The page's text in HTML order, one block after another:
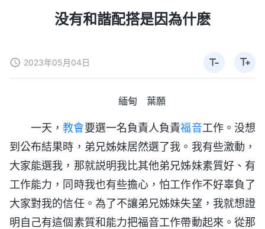
没有和諧配搭是因為什麽
2023年05月04日
緬甸 葉願
一天，教會要選一名負責人負責福音工作。没想
到公布結果時，弟兄姊妹居然選了我。我有些激動，
大家能選我，那就説明我比其他弟兄姊妹素質好、有
工作能力，同時我也有些擔心，怕工作作不好辜負了
大家對我的信任。為了不讓弟兄姊妹失望，我就想證
明自己有這個素質和能力把福音工作帶動起來。從那